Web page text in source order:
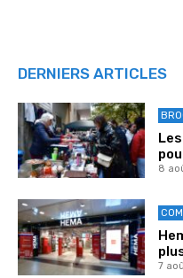
DERNIERS ARTICLES
8
7